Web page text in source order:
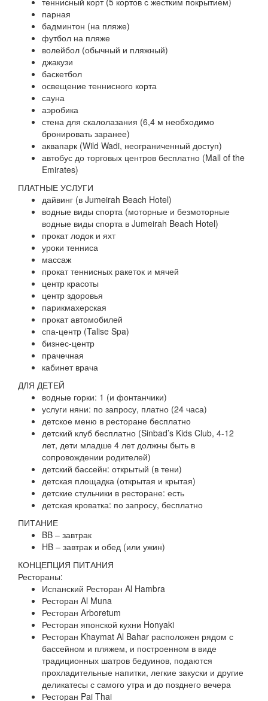
парная
бадминтон (на пляже)
футбол на пляже
волейбол (обычный и пляжный)
джакузи
баскетбол
освещение теннисного корта
сауна
аэробика
стена для скалолазания (6,4 м необходимо
бронировать заранее)
аквапарк (Wild Wadi, неограниченный доступ)
автобус до торговых центров бесплатно (Mall of the
Emirates)
ПЛАТНЫЕ УСЛУГИ
дайвинг (в Jumeirah Beach Hotel)
водные виды спорта (моторные и безмоторные
водные виды спорта в Jumeirah Beach Hotel)
прокат лодок и яхт
уроки тенниса
массаж
прокат теннисных ракеток и мячей
центр красоты
центр здоровья
парикмахерская
прокат автомобилей
спа-центр (Talise Spa)
бизнес-центр
прачечная
кабинет врача
ДЛЯ ДЕТЕЙ
водные горки: 1 (и фонтанчики)
услуги няни: по запросу, платно (24 часа)
детское меню в ресторане бесплатно
детский клуб бесплатно (Sinbad’s Kids Club, 4-12
лет, дети младше 4 лет должны быть в
сопровождении родителей)
детский бассейн: открытый (в тени)
детская площадка (открытая и крытая)
детские стульчики в ресторане: есть
детская кроватка: по запросу, бесплатно
ПИТАНИЕ
BB – завтрак
HB – завтрак и обед (или ужин)
КОНЦЕПЦИЯ ПИТАНИЯ
Рестораны:
Испанский Ресторан Al Hambra
Ресторан Al Muna
Ресторан Arboretum
Ресторан японской кухни Honyaki
Ресторан Khaymat Al Bahar расположен рядом с
бассейном и пляжем, и построенном в виде
традиционных шатров бедуинов, подаются
прохладительные напитки, легкие закуски и другие
деликатесы с самого утра и до позднего вечера
Ресторан Pai Thai